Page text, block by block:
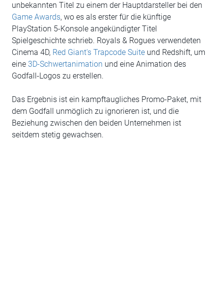
unbekannten Titel zu einem der Hauptdarsteller bei den
Game Awards, wo es als erster für die künftige
PlayStation 5-Konsole angekündigter Titel
Spielgeschichte schrieb. Royals & Rogues verwendeten
Cinema 4D, Red Giant's Trapcode Suite und Redshift, um
eine 3D-Schwertanimation und eine Animation des
Godfall-Logos zu erstellen.
Das Ergebnis ist ein kampftaugliches Promo-Paket, mit
dem Godfall unmöglich zu ignorieren ist, und die
Beziehung zwischen den beiden Unternehmen ist
seitdem stetig gewachsen.